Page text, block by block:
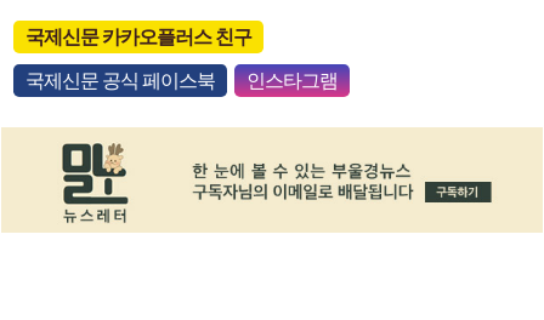
국제신문 카카오플러스 친구
국제신문 공식 페이스북 인스타그램